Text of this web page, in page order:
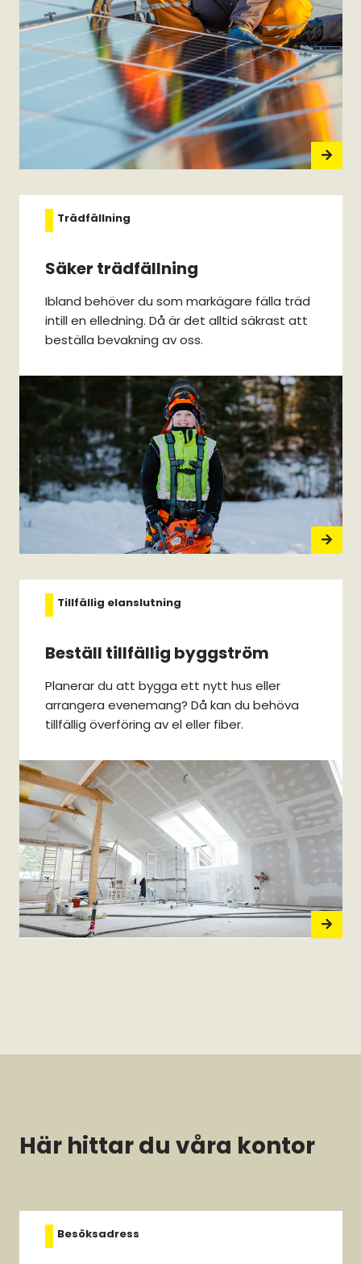
Trädfällning
Säker trädfällning
Ibland behöver du som markägare fälla träd
intill en elledning. Då är det alltid säkrast att
beställa bevakning av oss.
Tillfällig elanslutning
Beställ tillfällig byggström
Planerar du att bygga ett nytt hus eller
arrangera evenemang? Då kan du behöva
tillfällig överföring av el eller fiber.
Här hittar du våra kontor
Besöksadress